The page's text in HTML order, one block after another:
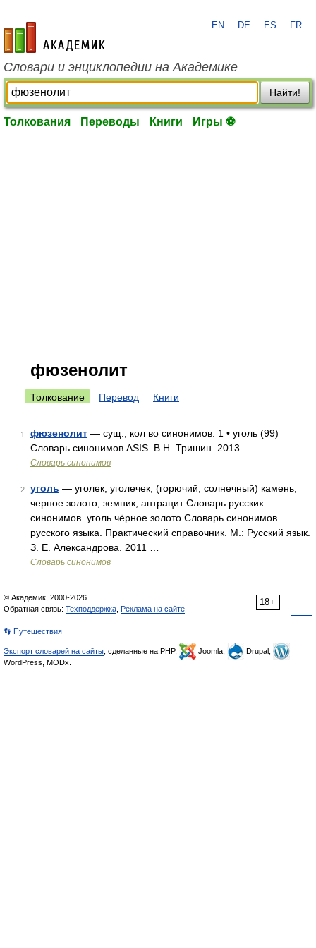
academic.ru
EN DE ES FR
Словари и энциклопедии на Академике
Найти!
Толкования Переводы Книги Игры ⚽
фюзенолит
Толкование Перевод Книги
1 фюзенолит — сущ., кол во синонимов: 1 • уголь (99)
Словарь синонимов ASIS. В.Н. Тришин. 2013 …
Словарь синонимов
2 уголь — уголек, уголечек, (горючий, солнечный) камень,
черное золото, земник, антрацит Словарь русских
синонимов. уголь чёрное золото Словарь синонимов
русского языка. Практический справочник. М.: Русский язык.
З. Е. Александрова. 2011 …
Словарь синонимов
18+
© Академик, 2000-2026
Обратная связь: Техподдержка Реклама на сайте
👣 Путешествия
Экспорт словарей на сайты , сделанные на PHP, Joomla,
Drupal,
WordPress, MODx.